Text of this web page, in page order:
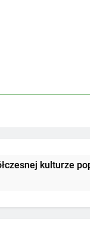
pop